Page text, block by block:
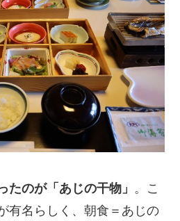
たのが「あじの干物」 。こ
有名らしく、朝食＝あじの